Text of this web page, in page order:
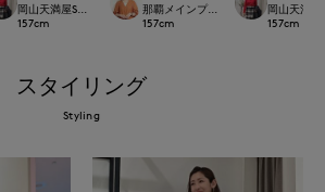
岡山天満屋SUPERIORCLOSET
157cm
那覇メインプレイス
157cm
岡山天満屋
157cm
スタイリング
Styling